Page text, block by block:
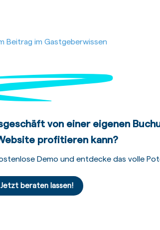
Beitrag im Gastgeberwissen
von einer eigenen
profitieren kann?
Demo und entdecke das volle
Jetzt beraten lassen!